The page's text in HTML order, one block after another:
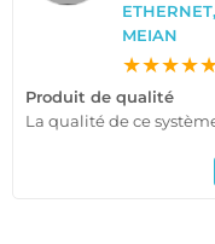
MEIAN
Produit de qualité
La qualité de ce